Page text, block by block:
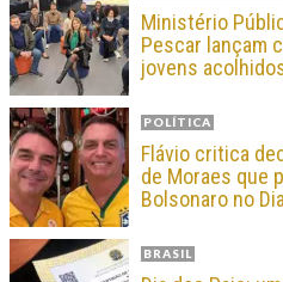
Ministério
Pescar lançam
jovens
POLÍTICA
Flávio critica
de Moraes que
Bolsonaro no
BRASIL